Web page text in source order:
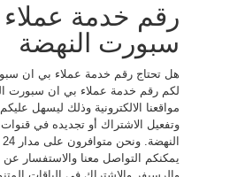
رقم خدمة
سبورت النهضة
هل تحتاج رقم خدمة عملاء بي ان
لكم رقم خدمة عملاء بي ان سبورت
مواقعنا الالكترونية وذلك ليسهل
وتفعيل الاشتراك أو تجديده في
يمكنكم التواصل معنا والاستفسار عن